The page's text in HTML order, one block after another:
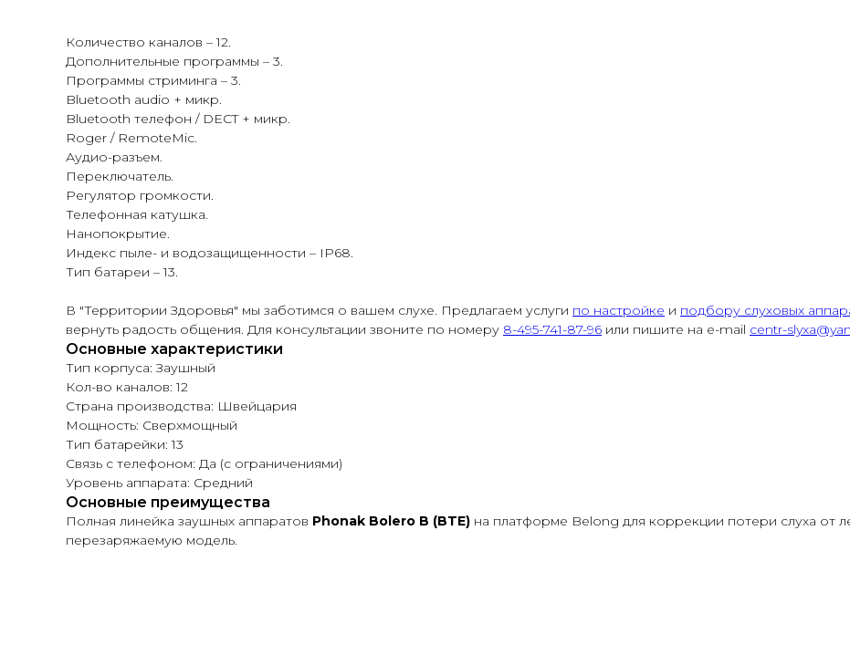
Количество каналов – 12.
Дополнительные программы – 3.
Программы стриминга – 3.
Bluetooth audio + микр.
Bluetooth телефон / DECT + микр.
Roger / RemoteMic.
Аудио-разъем.
Переключатель.
Регулятор громкости.
Телефонная катушка.
Нанопокрытие.
Индекс пыле- и водозащищенности – IP68.
Тип батареи – 13.
В "Территории Здоровья" мы заботимся о вашем слухе. Предлагаем услуги по настройке и подбору слуховых
вернуть радость общения. Для консультации звоните по номеру 8-495-741-87-96 или пишите на e-mail centr-
Основные характеристики
Тип корпуса: Заушный
Кол-во каналов: 12
Страна производства: Швейцария
Мощность: Сверхмощный
Тип батарейки: 13
Связь с телефоном: Да (с ограничениями)
Уровень аппарата: Средний
Основные преимущества
Полная линейка заушных аппаратов Phonak Bolero B (BTE) на платформе Belong для коррекции потери слуха от
перезаряжаемую модель.